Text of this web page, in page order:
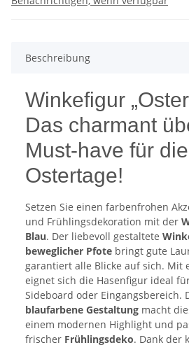
Beschreibung
Winkefigur
Das charmant
Must-have für die
Ostertage!
Setzen Sie einen farbenfrohen
und Frühlingsdekoration mit der
Blau. Der liebevoll gestaltete
beweglicher Pfote bringt gute
garantiert alle Blicke auf sich. Mit
eignet sich die Hasenfigur ideal
Sideboard oder Eingangsbereich.
blaufarbene Gestaltung macht
einem modernen Highlight und
frischer Frühlingsdeko. Dank der